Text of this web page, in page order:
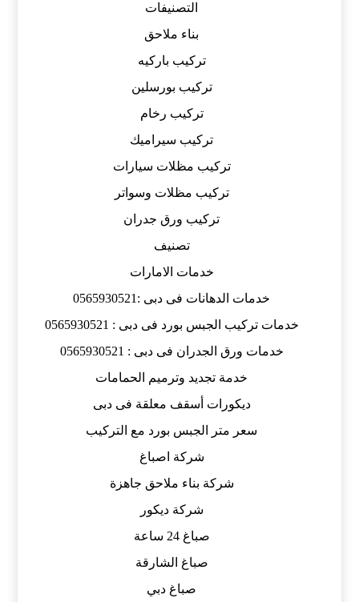
التصنيفات
بناء ملاحق
تركيب باركيه
تركيب بورسلين
تركيب رخام
تركيب سيراميك
تركيب مظلات سيارات
تركيب مظلات وسواتر
تركيب ورق جدران
تصنيف
خدمات الامارات
خدمات الدهانات فى دبى :0565930521
خدمات تركيب الجبس بورد فى دبى : 0565930521
خدمات ورق الجدران فى دبى : 0565930521
خدمة تجديد وترميم الحمامات
ديكورات أسقف معلقة فى دبى
سعر متر الجبس بورد مع التركيب
شركة اصباغ
شركة بناء ملاحق جاهزة
شركة ديكور
صباغ 24 ساعة
صباغ الشارقة
صباغ دبي